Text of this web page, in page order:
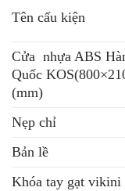
Tên cấu kiện
Cửa nhựa ABS
Quốc KOS
(mm)
Nẹp chỉ
Bản lề
Khóa tay gạt vikini